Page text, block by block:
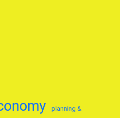
- planning &